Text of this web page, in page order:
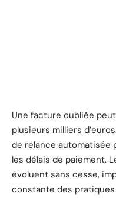
Une facture oubliée
plusieurs milliers
de relance automatisée
les délais de paiement.
évoluent sans cesse,
constante des